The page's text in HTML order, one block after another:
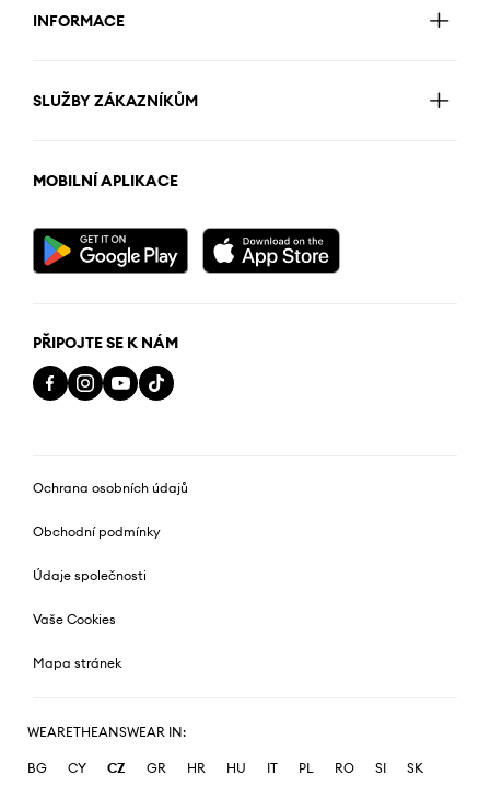
INFORMACE
SLUŽBY ZÁKAZNÍKŮM
MOBILNÍ APLIKACE
PŘIPOJTE SE K NÁM
Ochrana osobních údajů
Obchodní podmínky
Údaje společnosti
Vaše Cookies
Mapa stránek
WEARETHEANSWEAR IN:
BG CY CZ GR HR HU IT PL RO SI SK